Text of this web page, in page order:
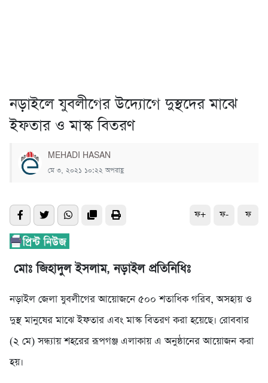
নড়াইলে যুবলীগের উদ্যোগে দুস্থদের মাঝে
ইফতার ও মাস্ক বিতরণ
MEHADI HASAN
মে ৩, ২০২১ ১০:২২ অপরাহ্ণ
ফ+ ফ- ফ
মোঃ জিহাদুল ইসলাম, নড়াইল প্রতিনিধিঃ
নড়াইল জেলা যুবলীগের আয়োজনে ৫০০ শতাধিক গরিব, অসহায় ও
দুস্থ মানুষের মাঝে ইফতার এবং মাস্ক বিতরণ করা হয়েছে। রোববার
(২ মে) সন্ধ্যায় শহরের রূপগঞ্জ এলাকায় এ অনুষ্ঠানের আয়োজন করা
হয়।